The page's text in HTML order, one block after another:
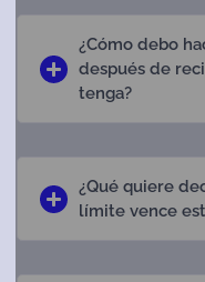
¿Cómo debo
después de
tenga?
¿Qué quiere
límite vence